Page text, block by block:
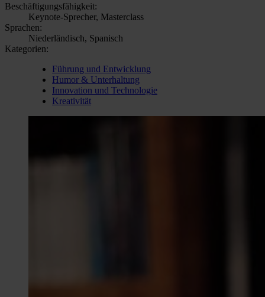
Beschäftigungsfähigkeit:
Keynote-Sprecher, Masterclass
Sprachen:
Niederländisch, Spanisch
Kategorien:
Führung und Entwicklung
Humor & Unterhaltung
Innovation und Technologie
Kreativität